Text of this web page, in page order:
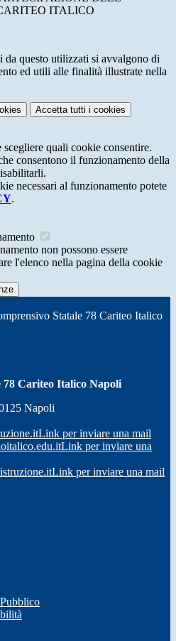
ITALICO
da questo utilizzati si avvalgono di
ed utili alle finalità illustrate nella
Accetta tutti i cookies
scegliere quali cookie consentire.
consentono il funzionamento della
necessari al funzionamento potete
.
non possono essere
l'elenco nella pagina della cookie
Statale 78 Cariteo Italico
Cariteo Italico Napoli
Napoli
Link per inviare una mail
Link per inviare una
Link per inviare una mail